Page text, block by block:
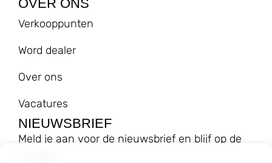
OVER ONS
Verkooppunten
Word dealer
Over ons
Vacatures
NIEUWSBRIEF
Meld je aan voor de nieuwsbrief en blijf op de